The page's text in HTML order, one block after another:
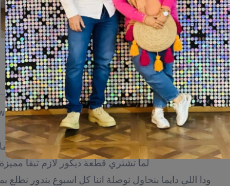
Reviews (0)
Size: 79cm
بيتك
لما تشتري قطعة ديكور لازم تبقا
ودا اللي دايما بنحاول نوصلة اننا كل اسبوع بندور